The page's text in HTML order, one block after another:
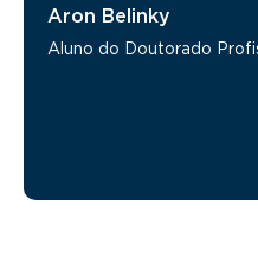
Aron Belinky
Aluno do Doutorado